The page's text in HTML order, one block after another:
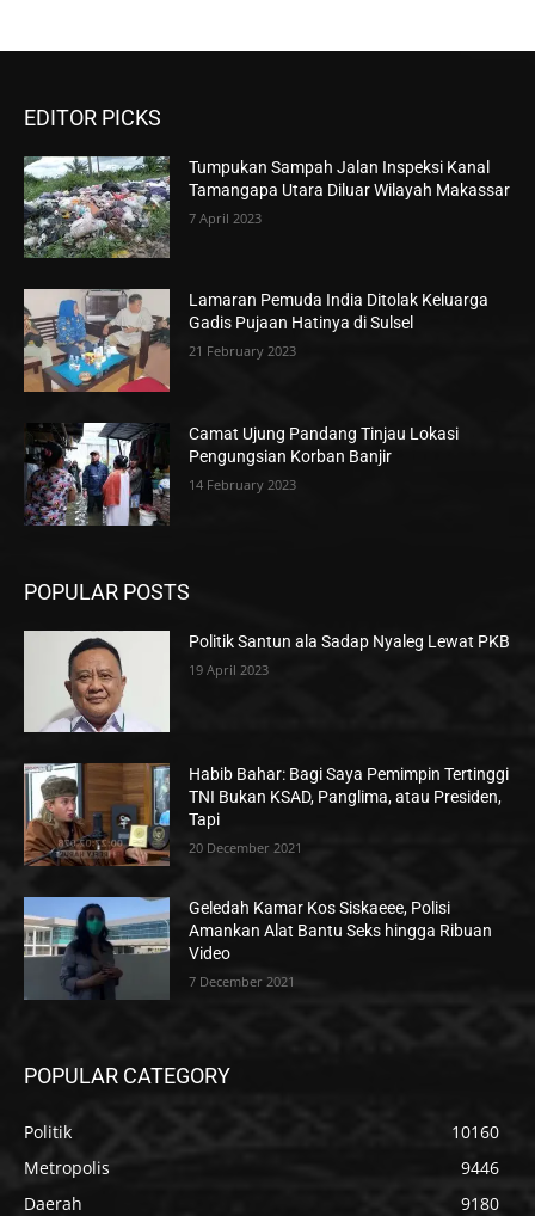
EDITOR PICKS
Tumpukan Sampah Jalan Inspeksi Kanal
Tamangapa Utara Diluar Wilayah Makassar
7 April 2023
Lamaran Pemuda India Ditolak Keluarga
Gadis Pujaan Hatinya di Sulsel
21 February 2023
Camat Ujung Pandang Tinjau Lokasi
Pengungsian Korban Banjir
14 February 2023
POPULAR POSTS
Politik Santun ala Sadap Nyaleg Lewat PKB
19 April 2023
Habib Bahar: Bagi Saya Pemimpin Tertinggi
TNI Bukan KSAD, Panglima, atau Presiden,
Tapi
20 December 2021
Geledah Kamar Kos Siskaeee, Polisi
Amankan Alat Bantu Seks hingga Ribuan
Video
7 December 2021
POPULAR CATEGORY
Politik
10160
Metropolis
9446
Daerah
9180